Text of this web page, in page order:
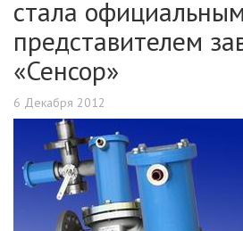
стала официальным
представителем
«Сенсор»
6 Декабря 2012